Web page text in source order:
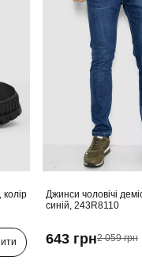
колір
Джинси чоловічі
синій, 243R8110
643 грн2 059 грн